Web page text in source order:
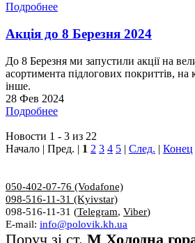
Подробнее
Акція до 8 Березня 2024
До 8 Березня ми запустили акції на
асортимента підлогових покриттів, на
інше.
28 Фев 2024
Подробнее
Новости 1 - 3 из 22
Начало | Пред. | 1 2 3 4 5 | След. | Конец
050-402-07-76 (Vodafone)
098-516-11-31 (Kyivstar)
098-516-11-31 (Telegram, Viber)
E-mail: info@polovik.kh.ua
Поруч зі ст. М Холодна